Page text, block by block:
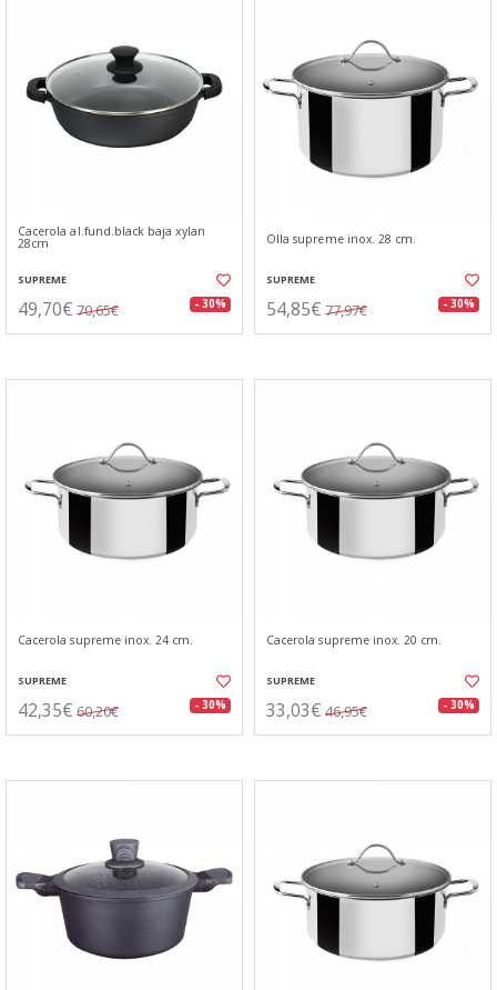
Cacerola al.fund.black baja xylan
28cm
SUPREME
49,70€ 70,65€ - 30%
Olla supreme inox. 28 cm.
SUPREME
54,85€ 77,97€ - 30%
Cacerola supreme inox. 24 cm.
SUPREME
42,35€ 60,20€ - 30%
Cacerola supreme inox. 20 cm.
SUPREME
33,03€ 46,95€ - 30%